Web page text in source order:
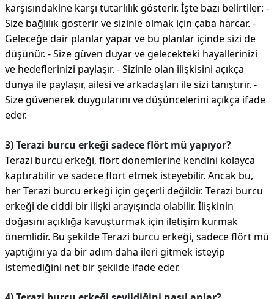
karşısındakine karşı tutarlılık gösterir. İşte bazı belirtiler: -
Size bağlılık gösterir ve sizinle olmak için çaba harcar. -
Geleceğe dair planlar yapar ve bu planlar içinde sizi de
düşünür. - Size güven duyar ve gelecekteki hayallerinizi
ve hedeflerinizi paylaşır. - Sizinle olan ilişkisini açıkça
dünya ile paylaşır, ailesi ve arkadaşları ile sizi tanıştırır. -
Size güvenerek duygularını ve düşüncelerini açıkça ifade
eder.
3) Terazi burcu erkeği sadece flört mü yapıyor?
Terazi burcu erkeği, flört dönemlerine kendini kolayca
kaptırabilir ve sadece flört etmek isteyebilir. Ancak bu,
her Terazi burcu erkeği için geçerli değildir. Terazi burcu
erkeği de ciddi bir ilişki arayışında olabilir. İlişkinin
doğasını açıklığa kavuşturmak için iletişim kurmak
önemlidir. Bu şekilde Terazi burcu erkeği, sadece flört mü
yaptığını ya da bir adım daha ileri gitmek isteyip
istemediğini net bir şekilde ifade eder.